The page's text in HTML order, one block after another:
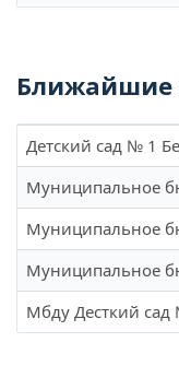
Ближайшие
Детский сад № 1
Муниципальное
Муниципальное
Муниципальное
Мбду Десткий сад